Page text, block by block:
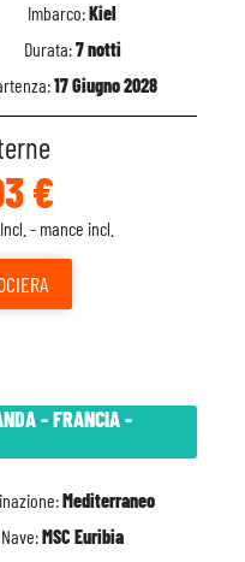
Imbarco:Kiel
Durata:7 notti
17 Giugno 2028
€
- mance incl.
- FRANCIA -
Mediterraneo
Nave:MSC Euribia